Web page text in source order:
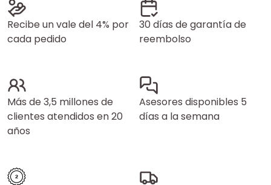
Recibe un vale del 4% por
cada pedido
30 días de garantía de
reembolso
Más de 3,5 millones de
clientes atendidos en 20
años
Asesores disponibles 5
días a la semana